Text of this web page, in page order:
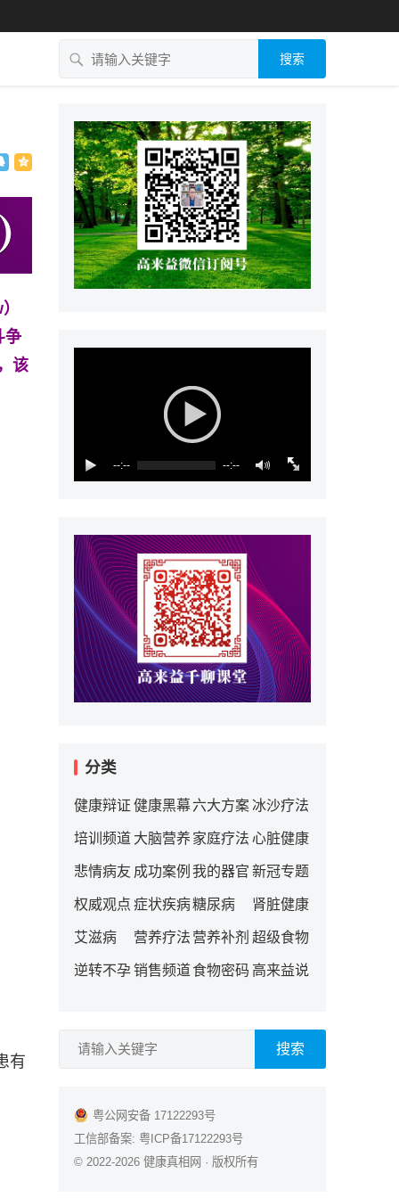
搜索
争
该
有
--:-- --:--
分类
健康辩证 健康黑幕 六大方案冰沙疗法
培训频道 大脑营养 家庭疗法 心脏健康
悲情病友 成功案例 我的器官 新冠专题
权威观点 症状疾病糖尿病 肾脏健康
艾滋病 营养疗法 营养补剂 超级食物
逆转不孕销售频道食物密码 高来益说
搜索
粤公网安备 17122293号
工信部备案: 粤ICP备17122293号
© 2022-2026 健康真相网 · 版权所有